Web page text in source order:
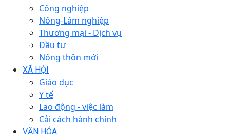
Công nghiệp
Nông-Lâm nghiệp
Thương mại - Dịch vụ
Đầu tư
Nông thôn mới
XÃ HỘI
Giáo dục
Y tế
Lao động - việc làm
Cải cách hành chính
VĂN HÓA